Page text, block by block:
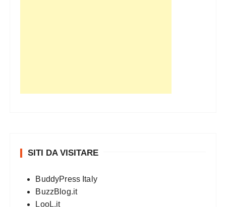
SITI DA VISITARE
BuddyPress Italy
BuzzBlog.it
LooL.it